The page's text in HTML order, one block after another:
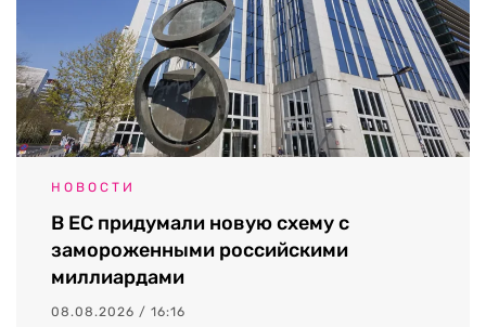
НОВОСТИ
В ЕС придумали новую схему с
замороженными российскими
миллиардами
08.08.2026 / 16:16